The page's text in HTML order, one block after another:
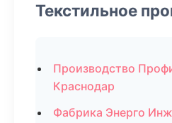
Текстильное
Производство
Краснодар
Фабрика Энерго